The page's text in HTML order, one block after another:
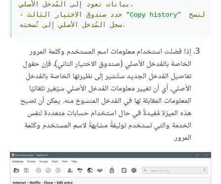
بيانات
تعود إلى المُدخل
الأصلي.
-
حدد صندوق الاختيار الثالث "Copy history"
لنسخ
سجل
المُدخل الأصلي إلى نُسخته.
إذا فضلت استخدام معلومات اسم المستخدم وكلمة المرور
الخاصة بالمُدخل الأصلي (صندوق الاختيار الثاني)، فإن حقول
تفاصيل المُدخل الجديد ستُشير إلى نظيرتها الخاصة بالمُدخل
الأصلي، أي أن تغيير معلومات المُدخل الأصلي سيُغير تلقائيًا
المعلومات المقابلة لها في المُدخل المنسوخ منه. يمكن أن تصبح
هذه الميزة مُفيدةً في حال استخدام حسابات متعددة لنفس
الخدمة والتي تستخدم توليفةً مشابهةً لاسم المستخدم وكلمة
المرور.